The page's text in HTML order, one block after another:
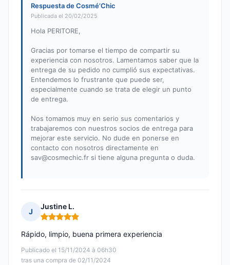
Respuesta de Cosmé’Chic
Publicada el 20/02/2025
Hola PERITORE,
Gracias por tomarse el tiempo de compartir su
experiencia con nosotros. Lamentamos saber que la
entrega de su pedido no cumplió sus expectativas.
Entendemos lo frustrante que puede ser,
especialmente cuando se trata de elegir un punto
de entrega.
Nos tomamos muy en serio sus comentarios y
trabajaremos con nuestros socios de entrega para
mejorar este servicio. No dude en ponerse en
contacto con nosotros directamente en
sav@cosmechic.fr si tiene alguna pregunta o duda.
J
Justine L.
Nota: 5 de 5
Publicado el 15/11/2024 à 06h30
tras una compra de 02/11/2024
Rápido, limpio, buena primera experiencia